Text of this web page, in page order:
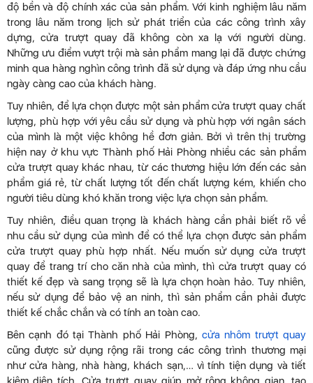
độ bền và độ chính xác của sản phẩm. Với kinh nghiệm lâu năm
trong lâu năm trong lịch sử phát triển của các công trình xây
dựng, cửa trượt quay đã không còn xa lạ với người dùng.
Những ưu điểm vượt trội mà sản phẩm mang lại đã được chứng
minh qua hàng nghìn công trình đã sử dụng và đáp ứng nhu cầu
ngày càng cao của khách hàng.
Tuy nhiên, để lựa chọn được một sản phẩm cửa trượt quay chất
lượng, phù hợp với yêu cầu sử dụng và phù hợp với ngân sách
của mình là một việc không hề đơn giản. Bởi vì trên thị trường
hiện nay ở khu vực Thành phố Hải Phòng nhiều các sản phẩm
cửa trượt quay khác nhau, từ các thương hiệu lớn đến các sản
phẩm giá rẻ, từ chất lượng tốt đến chất lượng kém, khiến cho
người tiêu dùng khó khăn trong việc lựa chọn sản phẩm.
Tuy nhiên, điều quan trọng là khách hàng cần phải biết rõ về
nhu cầu sử dụng của mình để có thể lựa chọn được sản phẩm
cửa trượt quay phù hợp nhất. Nếu muốn sử dụng cửa trượt
quay để trang trí cho căn nhà của mình, thì cửa trượt quay có
thiết kế đẹp và sang trọng sẽ là lựa chọn hoàn hảo. Tuy nhiên,
nếu sử dụng để bảo vệ an ninh, thì sản phẩm cần phải được
thiết kế chắc chắn và có tính an toàn cao.
Bên cạnh đó tại Thành phố Hải Phòng, cửa nhôm trượt quay
cũng được sử dụng rộng rãi trong các công trình thương mại
như cửa hàng, nhà hàng, khách sạn,… vì tính tiện dụng và tiết